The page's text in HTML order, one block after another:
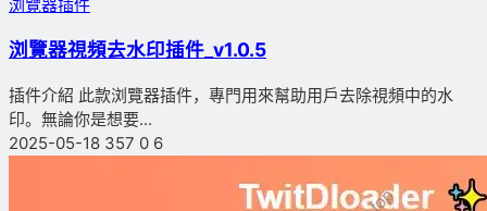
浏覽器插件
浏覽器視頻去水印插件_v1.0.5
插件介紹 此款浏覽器插件，專門用來幫助用戶去除視頻中的水
印。無論你是想要...
2025-05-18 357 0 6